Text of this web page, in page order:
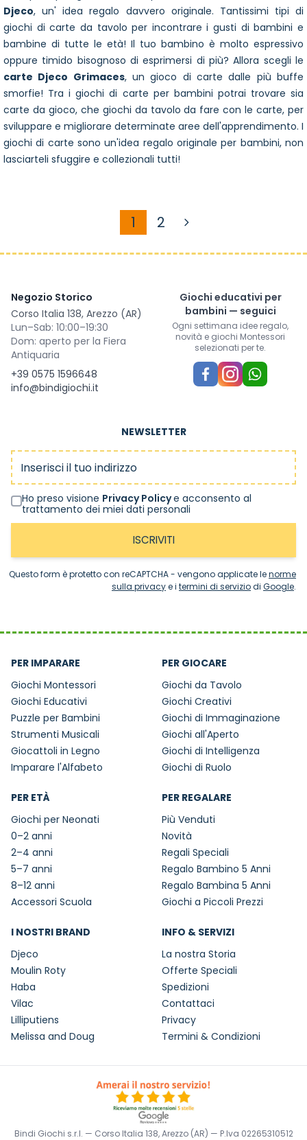
Djeco, un' idea regalo davvero originale. Tantissimi tipi di
giochi di carte da tavolo per incontrare i gusti di bambini e
bambine di tutte le età! Il tuo bambino è molto espressivo
oppure timido bisognoso di esprimersi di più? Allora scegli le
carte Djeco Grimaces, un gioco di carte dalle più buffe
smorfie! Tra i giochi di carte per bambini potrai trovare sia
carte da gioco, che giochi da tavolo da fare con le carte, per
sviluppare e migliorare determinate aree dell'apprendimento. I
giochi di carte sono un'idea regalo originale per bambini, non
lasciarteli sfuggire e collezionali tutti!
Attualmente stai
1 Pagina
2
Negozio Storico
Corso Italia 138, Arezzo (AR)
Lun–Sab: 10:00–19:30
Dom: aperto per la Fiera
Antiquaria
+39 0575 1596648
info@bindigiochi.it
Giochi educativi per
bambini — seguici
Ogni settimana idee regalo,
novità e giochi Montessori
selezionati per te.
NEWSLETTER
Indirizzo email
Ho preso visione Privacy Policye acconsento al
trattamento dei miei dati personali
ISCRIVITI
Questo form è protetto con reCAPTCHA - vengono applicate lenorme
sulla privacye i termini di serviziodi Google.
PER IMPARARE
Giochi Montessori
Giochi Educativi
Puzzle per Bambini
Strumenti Musicali
Giocattoli in Legno
Imparare l'Alfabeto
PER GIOCARE
Giochi da Tavolo
Giochi Creativi
Giochi di Immaginazione
Giochi all'Aperto
Giochi di Intelligenza
Giochi di Ruolo
PER ETÀ
Giochi per Neonati
0–2 anni
2–4 anni
5–7 anni
8–12 anni
Accessori Scuola
PER REGALARE
Più Venduti
Novità
Regali Speciali
Regalo Bambino 5 Anni
Regalo Bambina 5 Anni
Giochi a Piccoli Prezzi
I NOSTRI BRAND
Djeco
Moulin Roty
Haba
Vilac
Lilliputiens
Melissa and Doug
INFO & SERVIZI
La nostra Storia
Offerte Speciali
Spedizioni
Contattaci
Privacy
Termini & Condizioni
Bindi Giochi s.r.l. — Corso Italia 138, Arezzo (AR) — P.Iva 02265310512